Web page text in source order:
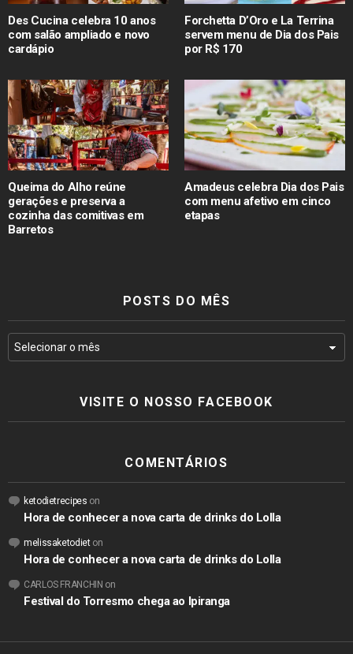
Des Cucina celebra 10 anos
com salão ampliado e novo
cardápio
Forchetta D’Oro e La Terrina
servem menu de Dia dos Pais
por R$ 170
Queima do Alho reúne
gerações e preserva a
cozinha das comitivas em
Barretos
Amadeus celebra Dia dos Pais
com menu afetivo em cinco
etapas
POSTS DO MÊS
VISITE O NOSSO FACEBOOK
COMENTÁRIOS
ketodietrecipes on
Hora de conhecer a nova carta de drinks do Lolla
melissaketodieton
Hora de conhecer a nova carta de drinks do Lolla
CARLOS FRANCHIN on
Festival do Torresmo chega ao Ipiranga